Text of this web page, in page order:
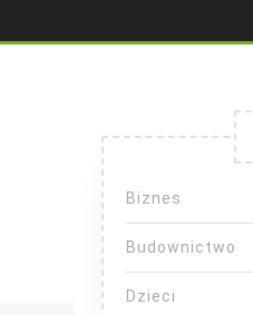
Biznes
Budownictwo
Dzieci